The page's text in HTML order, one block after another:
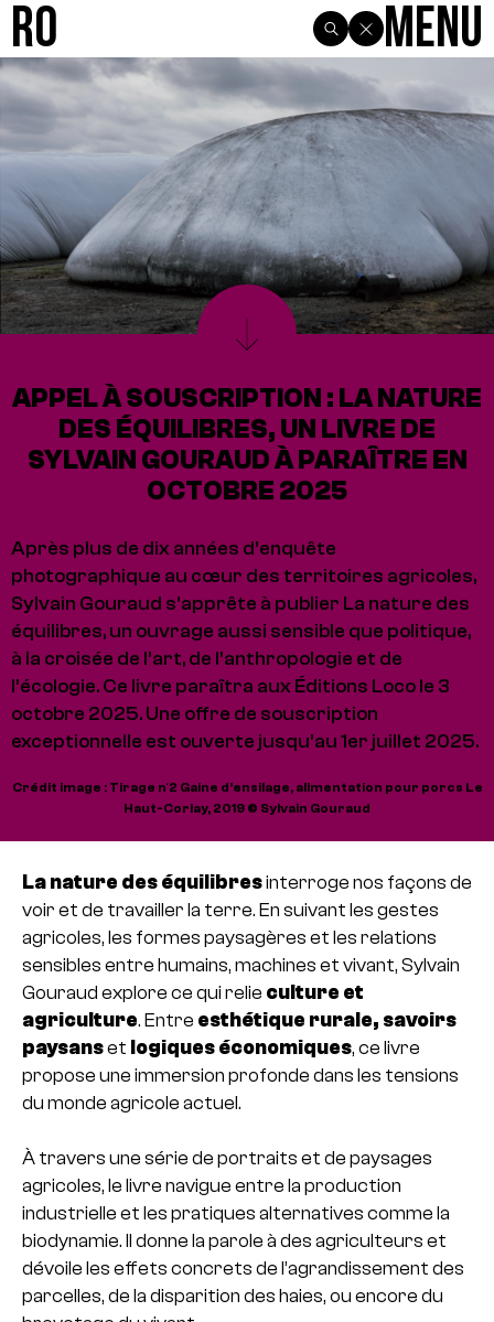
R0 Menu
APPEL À SOUSCRIPTION : LA NATURE
DES ÉQUILIBRES, UN LIVRE DE
SYLVAIN GOURAUD À PARAÎTRE EN
OCTOBRE 2025
Après plus de dix années d’enquête
photographique au cœur des territoires agricoles,
Sylvain Gouraud s’apprête à publier La nature des
équilibres, un ouvrage aussi sensible que politique,
à la croisée de l’art, de l’anthropologie et de
l’écologie. Ce livre paraîtra aux Éditions Loco le 3
octobre 2025. Une offre de souscription
exceptionnelle est ouverte jusqu’au 1er juillet 2025.
Crédit image : Tirage n°2 Gaine d’ensilage, alimentation pour porcs Le
Haut-Corlay, 2019 © Sylvain Gouraud
La nature des équilibresinterroge nos façons de
voir et de travailler la terre. En suivant les gestes
agricoles, les formes paysagères et les relations
sensibles entre humains, machines et vivant, Sylvain
Gouraud explore ce qui relie culture et
agriculture. Entre esthétique rurale, savoirs
paysanset logiques économiques, ce livre
propose une immersion profonde dans les tensions
du monde agricole actuel.
À travers une série de portraits et de paysages
agricoles, le livre navigue entre la production
industrielle et les pratiques alternatives comme la
biodynamie. Il donne la parole à des agriculteurs et
dévoile les effets concrets de l’agrandissement des
parcelles, de la disparition des haies, ou encore du